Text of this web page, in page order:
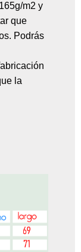
m2 y
que
Podrás
la